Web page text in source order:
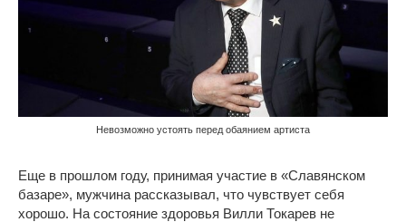
Невозможно устоять перед обаянием артиста
Еще в прошлом году, принимая участие в «Славянском
базаре», мужчина рассказывал, что чувствует себя
хорошо. На состояние здоровья Вилли Токарев не